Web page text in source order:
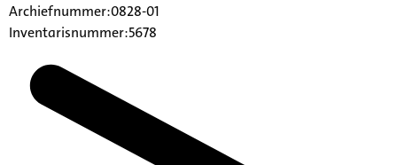
Archiefnummer:0828-01
Inventarisnummer:5678